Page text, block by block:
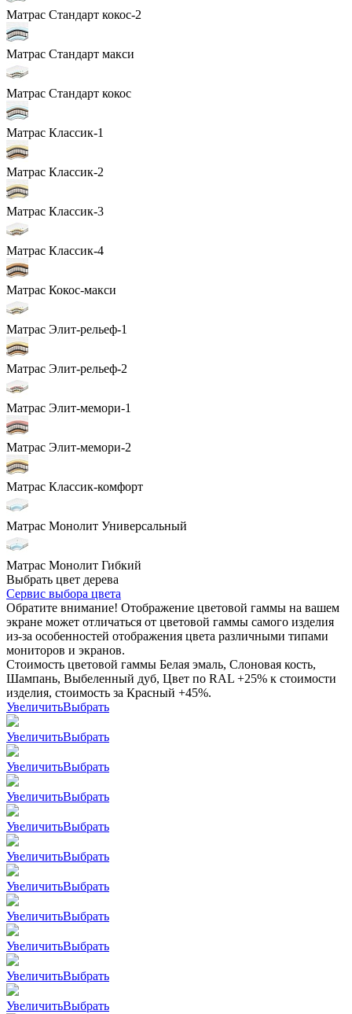
Матрас Стандарт кокос-2
Матрас Стандарт макси
Матрас Стандарт кокос
Матрас Классик-1
Матрас Классик-2
Матрас Классик-3
Матрас Классик-4
Матрас Кокос-макси
Матрас Элит-рельеф-1
Матрас Элит-рельеф-2
Матрас Элит-мемори-1
Матрас Элит-мемори-2
Матрас Классик-комфорт
Матрас Монолит Универсальный
Матрас Монолит Гибкий
Выбрать цвет дерева
Сервис выбора цвета
Обратите внимание! Отображение цветовой гаммы на вашем
экране может отличаться от цветовой гаммы самого изделия
из-за особенностей отображения цвета различными типами
мониторов и экранов.
Стоимость цветовой гаммы Белая эмаль, Слоновая кость,
Шампань, Выбеленный дуб, Цвет по RAL +25% к стоимости
изделия, стоимость за Красный +45%.
УвеличитьВыбрать
УвеличитьВыбрать
УвеличитьВыбрать
УвеличитьВыбрать
УвеличитьВыбрать
УвеличитьВыбрать
УвеличитьВыбрать
УвеличитьВыбрать
УвеличитьВыбрать
УвеличитьВыбрать
УвеличитьВыбрать